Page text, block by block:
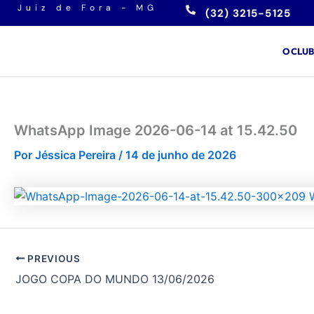
para
Juiz de Fora - MG (32) 3215-5125
O
WhatsApp Image 2026-06-14 at 15.42.50
Por Jéssica Pereira / 14 de junho de 2026
PREVIOUS
JOGO COPA DO MUNDO 13/06/2026